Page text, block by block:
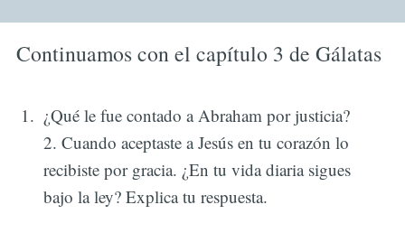
Continuamos con el capítulo 3 de Gálatas
¿Qué le fue contado a Abraham por justicia?
2. Cuando aceptaste a Jesús en tu corazón lo
recibiste por gracia. ¿En tu vida diaria sigues
bajo la ley? Explica tu respuesta.